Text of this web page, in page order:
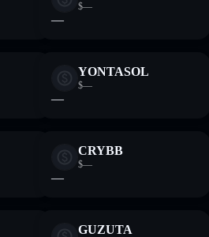
$—
—
YONTASOL
$—
—
CRYBB
$—
—
GUZUTA